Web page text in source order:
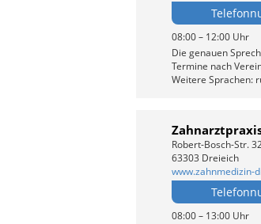
08:00 – 12:00 Uhr
Die genauen
Termine nach
Weitere Sprachen:
Robert-Bosch-Str.
63303 Dreieich
www.zahnmedizin-
08:00 – 13:00 Uhr